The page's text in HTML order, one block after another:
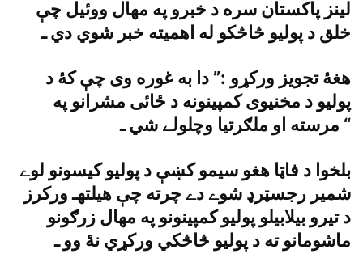
لينز پاکستان سره د خبرو په مهال ووئيل چې
خلق د پوليو څاڅکو له اهميته خبر شوي دي ـ
هغۀ تجويز ورکړو :” دا به غوره وى چې کۀ د
پوليو د مخنيوى کمپينونه د ځائى مشرانو په
مرسته او ملګرتيا وچلولے شي ـ “
بلخوا د فاټا هغو سيمو کښې د پوليو کيسونو لوے
شمير رجسټرډ شوے دے چرته چې هيلتهـ ورکرز
د تيرو بيلابيلو پوليو کمپينونو په مهال زرګونو
ماشومانو ته د پوليو څاڅکي ورکړي نۀ وو ـ